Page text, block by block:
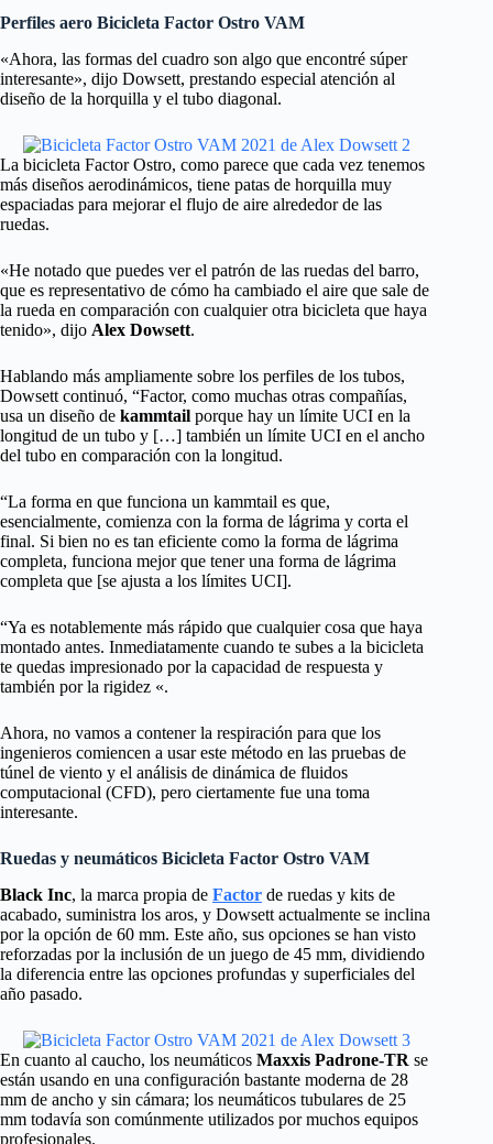
Perfiles aero Bicicleta Factor Ostro VAM
«Ahora, las formas del cuadro son algo que encontré súper
interesante», dijo Dowsett, prestando especial atención al
diseño de la horquilla y el tubo diagonal.
La bicicleta Factor Ostro, como parece que cada vez tenemos
más diseños aerodinámicos, tiene patas de horquilla muy
espaciadas para mejorar el flujo de aire alrededor de las
ruedas.
«He notado que puedes ver el patrón de las ruedas del barro,
que es representativo de cómo ha cambiado el aire que sale de
la rueda en comparación con cualquier otra bicicleta que haya
tenido», dijo Alex Dowsett.
Hablando más ampliamente sobre los perfiles de los tubos,
Dowsett continuó, “Factor, como muchas otras compañías,
usa un diseño de kammtail porque hay un límite UCI en la
longitud de un tubo y […] también un límite UCI en el ancho
del tubo en comparación con la longitud.
“La forma en que funciona un kammtail es que,
esencialmente, comienza con la forma de lágrima y corta el
final. Si bien no es tan eficiente como la forma de lágrima
completa, funciona mejor que tener una forma de lágrima
completa que [se ajusta a los límites UCI].
“Ya es notablemente más rápido que cualquier cosa que haya
montado antes. Inmediatamente cuando te subes a la bicicleta
te quedas impresionado por la capacidad de respuesta y
también por la rigidez «.
Ahora, no vamos a contener la respiración para que los
ingenieros comiencen a usar este método en las pruebas de
túnel de viento y el análisis de dinámica de fluidos
computacional (CFD), pero ciertamente fue una toma
interesante.
Ruedas y neumáticos Bicicleta Factor Ostro VAM
Black Inc, la marca propia de Factor de ruedas y kits de
acabado, suministra los aros, y Dowsett actualmente se inclina
por la opción de 60 mm. Este año, sus opciones se han visto
reforzadas por la inclusión de un juego de 45 mm, dividiendo
la diferencia entre las opciones profundas y superficiales del
año pasado.
En cuanto al caucho, los neumáticos Maxxis Padrone-TR se
están usando en una configuración bastante moderna de 28
mm de ancho y sin cámara; los neumáticos tubulares de 25
mm todavía son comúnmente utilizados por muchos equipos
profesionales.